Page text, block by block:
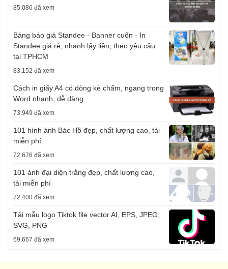
85.086 đã xem
Bảng báo giá Standee - Banner cuốn - In
Standee giá rẻ, nhanh lấy liền, theo yêu cầu
tại TPHCM
83.152 đã xem
Cách in giấy A4 có dòng kẻ chấm, ngang trong
Word nhanh, dễ dàng
73.949 đã xem
101 hình ảnh Bác Hồ đẹp, chất lượng cao, tải
miễn phí
72.676 đã xem
101 ảnh đại diện trắng đẹp, chất lượng cao,
tải miễn phí
72.400 đã xem
Tải mẫu logo Tiktok file vector AI, EPS, JPEG,
SVG, PNG
69.667 đã xem